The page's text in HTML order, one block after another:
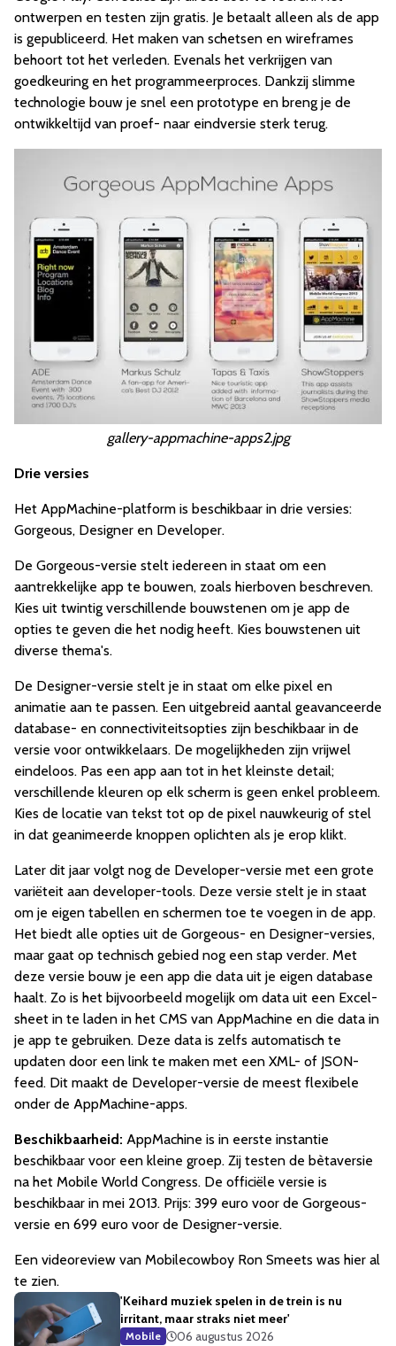
ontwerpen en testen zijn gratis. Je betaalt alleen als de app
is gepubliceerd. Het maken van schetsen en wireframes
behoort tot het verleden. Evenals het verkrijgen van
goedkeuring en het programmeerproces. Dankzij slimme
technologie bouw je snel een prototype en breng je de
ontwikkeltijd van proef- naar eindversie sterk terug.
gallery-appmachine-apps2.jpg
Drie versies
Het AppMachine-platform is beschikbaar in drie versies:
Gorgeous, Designer en Developer.
De Gorgeous-versie stelt iedereen in staat om een
aantrekkelijke app te bouwen, zoals hierboven beschreven.
Kies uit twintig verschillende bouwstenen om je app de
opties te geven die het nodig heeft. Kies bouwstenen uit
diverse thema's.
De Designer-versie stelt je in staat om elke pixel en
animatie aan te passen. Een uitgebreid aantal geavanceerde
database- en connectiviteitsopties zijn beschikbaar in de
versie voor ontwikkelaars. De mogelijkheden zijn vrijwel
eindeloos. Pas een app aan tot in het kleinste detail;
verschillende kleuren op elk scherm is geen enkel probleem.
Kies de locatie van tekst tot op de pixel nauwkeurig of stel
in dat geanimeerde knoppen oplichten als je erop klikt.
Later dit jaar volgt nog de Developer-versie met een grote
variëteit aan developer-tools. Deze versie stelt je in staat
om je eigen tabellen en schermen toe te voegen in de app.
Het biedt alle opties uit de Gorgeous- en Designer-versies,
maar gaat op technisch gebied nog een stap verder. Met
deze versie bouw je een app die data uit je eigen database
haalt. Zo is het bijvoorbeeld mogelijk om data uit een Excel-
sheet in te laden in het CMS van AppMachine en die data in
je app te gebruiken. Deze data is zelfs automatisch te
updaten door een link te maken met een XML- of JSON-
feed. Dit maakt de Developer-versie de meest flexibele
onder de AppMachine-apps.
Beschikbaarheid: AppMachine is in eerste instantie
beschikbaar voor een kleine groep. Zij testen de bètaversie
na het Mobile World Congress. De officiële versie is
beschikbaar in mei 2013. Prijs: 399 euro voor de Gorgeous-
versie en 699 euro voor de Designer-versie.
Een videoreview van Mobilecowboy Ron Smeets was hier al
te zien.
'Keihard muziek spelen in de trein is nu
irritant, maar straks niet meer'
Mobile
06 augustus 2026